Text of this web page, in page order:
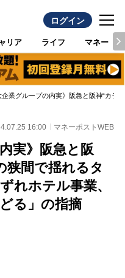
ログイン
リア ライフ マネー
企業グループの内実》阪急と阪神“カ
16:00 マネーポストWEB
実》阪急と阪
狭間で揺れるタ
れホテル事業、
る」の指摘